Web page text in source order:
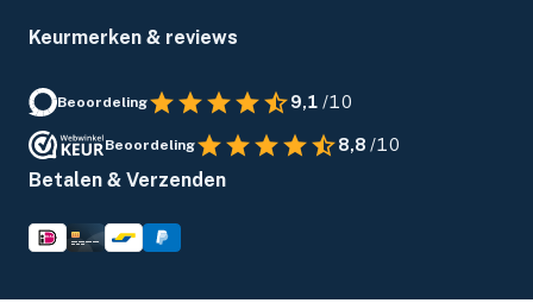
Keurmerken & reviews
Beoordeling 9,1 /10
Beoordeling 8,8 /10
Betalen & Verzenden